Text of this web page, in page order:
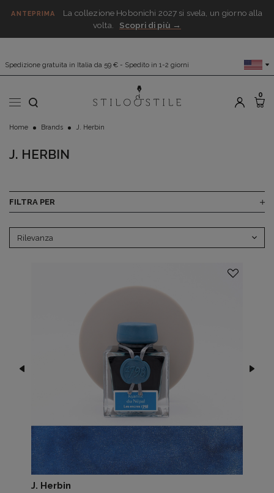
ANTEPRIMA
La collezione Hobonichi 2027 si svela, un giorno alla
volta.
Scopri di più →
Spedizione gratuita in Italia da 59 € - Spedito in 1-2 giorni
0
Home Brands J. Herbin
J. HERBIN
FILTRA PER
J. Herbin